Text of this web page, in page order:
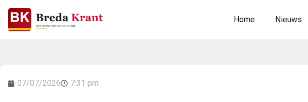
Home Nieuws
07/07/2026 7:31 pm